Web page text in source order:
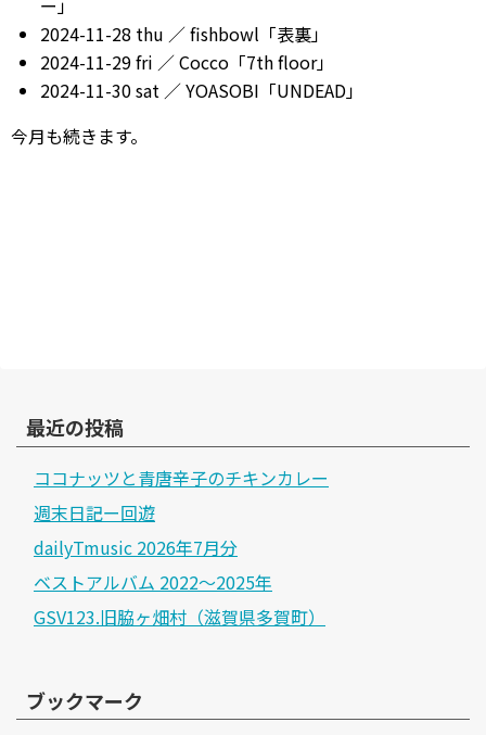
ー」
2024-11-28 thu ／ fishbowl「表裏」
2024-11-29 fri ／ Cocco「7th floor」
2024-11-30 sat ／ YOASOBI「UNDEAD」
今月も続きます。
最近の投稿
ココナッツと青唐辛子のチキンカレー
週末日記ー回遊
dailyTmusic 2026年7月分
ベストアルバム 2022～2025年
GSV123.旧脇ヶ畑村（滋賀県多賀町）
ブックマーク